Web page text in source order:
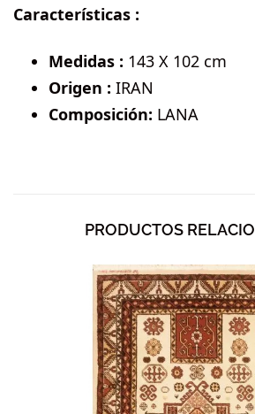
Características :
Medidas : 143 X 102 cm
Origen : IRAN
Composición: LANA
PRODUCTOS